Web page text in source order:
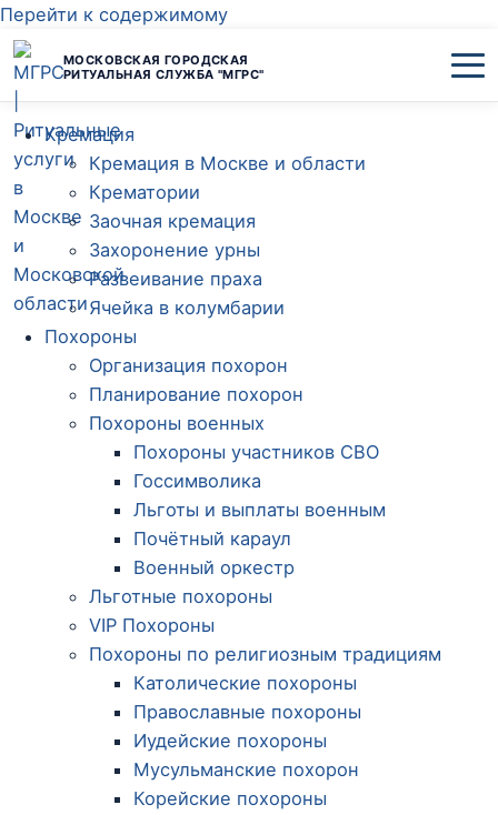
Перейти к содержимому
МОСКОВСКАЯ ГОРОДСКАЯ
РИТУАЛЬНАЯ СЛУЖБА "МГРС"
Кремация
Кремация в Москве и области
Крематории
Заочная кремация
Захоронение урны
Развеивание праха
Ячейка в колумбарии
Похороны
Организация похорон
Планирование похорон
Похороны военных
Похороны участников СВО
Госсимволика
Льготы и выплаты военным
Почётный караул
Военный оркестр
Льготные похороны
VIP Похороны
Похороны по религиозным традициям
Католические похороны
Православные похороны
Иудейские похороны
Мусульманские похорон
Корейские похороны